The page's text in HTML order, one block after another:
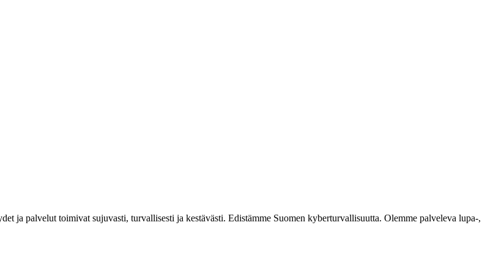
ja palvelut toimivat sujuvasti, turvallisesti ja kestävästi. Edistämme Suomen kyberturvallisuutta. Olemme palveleva lupa-,